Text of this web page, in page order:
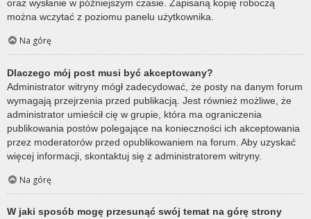
oraz wysłanie w późniejszym czasie. Zapisaną kopię roboczą
można wczytać z poziomu panelu użytkownika.
Na górę
Dlaczego mój post musi być akceptowany?
Administrator witryny mógł zadecydować, że posty na danym forum
wymagają przejrzenia przed publikacją. Jest również możliwe, że
administrator umieścił cię w grupie, która ma ograniczenia
publikowania postów polegające na konieczności ich akceptowania
przez moderatorów przed opublikowaniem na forum. Aby uzyskać
więcej informacji, skontaktuj się z administratorem witryny.
Na górę
W jaki sposób mogę przesunąć swój temat na górę strony